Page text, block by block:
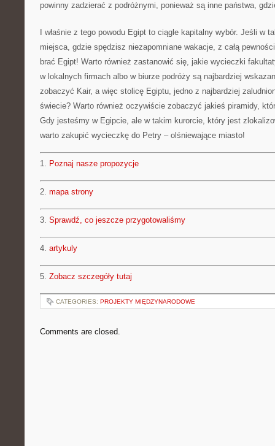
powinny zadzierać z podróżnymi, ponieważ są inne państwa,
I właśnie z tego powodu Egipt to ciągle kapitalny wybór. Jeśli w
miejsca, gdzie spędzisz niezapomniane wakacje, z całą
brać Egipt! Warto również zastanowić się, jakie wycieczki
w lokalnych firmach albo w biurze podróży są najbardziej
zobaczyć Kair, a więc stolicę Egiptu, jedno z najbardziej
świecie? Warto również oczywiście zobaczyć jakieś piramidy,
Gdy jesteśmy w Egipcie, ale w takim kurorcie, który jest
warto zakupić wycieczkę do Petry – olśniewające miasto!
1. Poznaj nasze propozycje
2. mapa strony
3. Sprawdź, co jeszcze przygotowaliśmy
4. artykuly
5. Zobacz szczegóły tutaj
CATEGORIES: PROJEKTY MIĘDZYNARODOWE
Comments are closed.